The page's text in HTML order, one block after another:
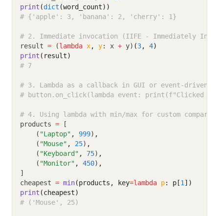
print (dict (word_count))
# {'apple': 3, 'banana': 2, 'cherry': 1}
# 2. Immediate invocation (IIFE - Immediately
result = (lambda x, y: x + y) (3, 4)
print (result)
# 7
# 3. Lambda as a callback in GUI or event-driven
# button.on_click(lambda event: print(f"Clicked
# 4. Using lambda with min/max for custom
products = [
    (
"Laptop" , 999) ,
    (
"Mouse" , 25) ,
    (
"Keyboard" , 75) ,
    (
"Monitor" , 450) ,
]
cheapest = min(products, key=lambda p: p[1 ])
print (cheapest)
# ('Mouse', 25)